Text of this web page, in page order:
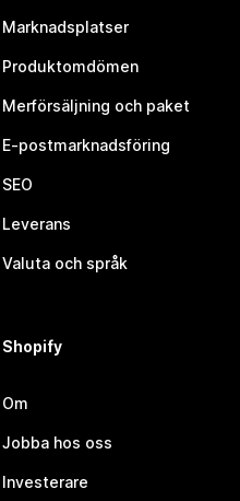
Marknadsplatser
Produktomdömen
Merförsäljning och paket
E-postmarknadsföring
SEO
Leverans
Valuta och språk
Shopify
Om
Jobba hos oss
Investerare